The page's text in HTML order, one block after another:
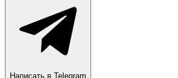
Написать в Telegram